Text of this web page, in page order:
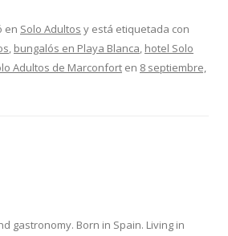
en Solo Adultos y está etiquetada con
, bungalós en Playa Blanca, hotel Solo
Adultos de Marconfort en 8 septiembre,
gastronomy. Born in Spain. Living in